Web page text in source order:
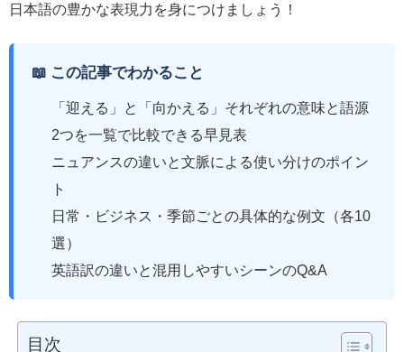
日本語の豊かな表現力を身につけましょう！
📖 この記事でわかること
「迎える」と「向かえる」それぞれの意味と語源
2つを一覧で比較できる早見表
ニュアンスの違いと文脈による使い分けのポイン
ト
日常・ビジネス・季節ごとの具体的な例文（各10
選）
英語訳の違いと混用しやすいシーンのQ&A
目次